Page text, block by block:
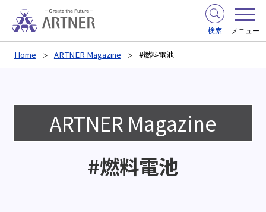
検索 メニュー
Home ARTNER Magazine #燃料電池
ARTNER Magazine
#燃料電池